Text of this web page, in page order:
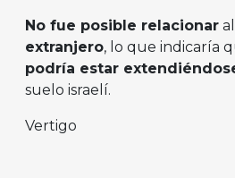
No fue posible relacionar al
extranjero, lo que indicaría
podría estar
suelo israelí.
Vertigo